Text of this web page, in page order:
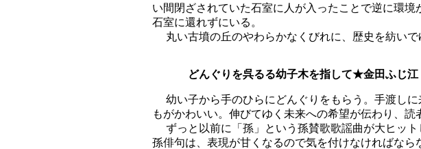
い間閉ざされていた石室に人が入ったことで逆に環
石室に還れずにいる。
丸い古墳の丘のやわらかなくびれに、歴史を紡いで
どんぐりを呉るる幼子木を指して★金田ふ
幼い子から手のひらにどんぐりをもらう。手渡し
もがかわいい。伸びてゆく未来への希望が伝わり、読
ずっと以前に「孫」という孫賛歌歌謡曲が大ヒッ
孫俳句は、表現が甘くなるので気を付けなければなら